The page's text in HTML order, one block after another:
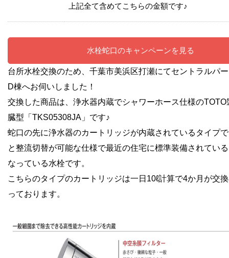
上記全て含めてこちらの金額です♪
水栓蛇口のキャンペーンを見る
台所水栓交換のため、千葉市美浜区打瀬にてセントラルパ
D棟へお伺いしました！
交換した商品は、浄水器内蔵でシャワーホース仕様のTOTO
臓型「TKS05308JA」です♪
蛇口の先に浄水器のカートリッジが内蔵されているタイプ
と整流切替が可能な仕様で最近の住宅に標準装備されてい
なっている水栓です。
こちらのタイプのカートリッジは一日10ℓ計算で4か月が交
っております。